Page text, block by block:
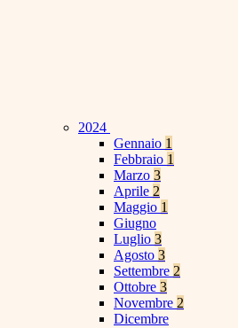
2024
Gennaio 1
Febbraio 1
Marzo 3
Aprile 2
Maggio 1
Giugno
Luglio 3
Agosto 3
Settembre 2
Ottobre 3
Novembre 2
Dicembre